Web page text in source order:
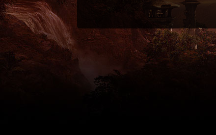
Utilisez l'adresse suivante pour accéder au calendrier des évènements depuis